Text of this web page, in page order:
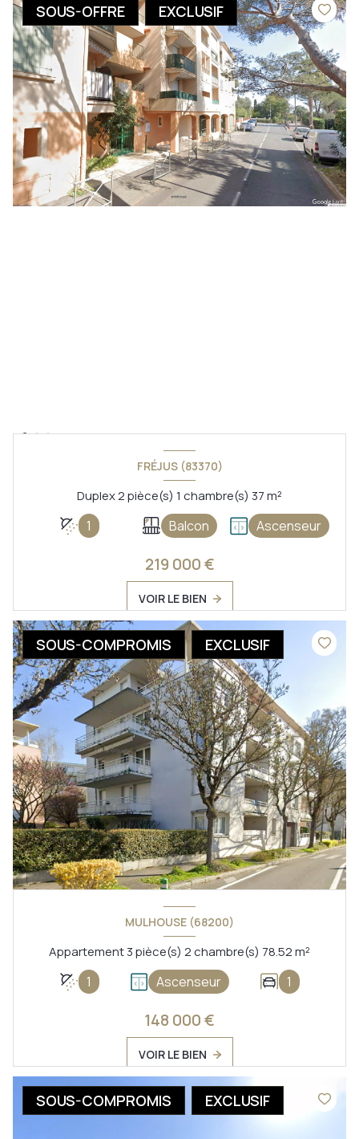
SOUS-OFFRE EXCLUSIF
FRÉJUS (83370)
Duplex 2 pièce(s) 1 chambre(s) 37 m²
1 Balcon Ascenseur
219 000 €
VOIR LE BIEN
SOUS-COMPROMIS EXCLUSIF
MULHOUSE (68200)
Appartement 3 pièce(s) 2 chambre(s) 78.52 m²
1 Ascenseur 1
148 000 €
VOIR LE BIEN
SOUS-COMPROMIS EXCLUSIF